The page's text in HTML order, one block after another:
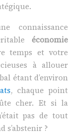
connaissance
économie
temps et votre
à allouer
étant d’environ
, chaque point
cher. Et si la
pas de tout
s’abstenir ?